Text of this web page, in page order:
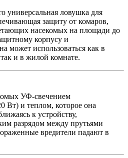
универсальная ловушка для
защиту от комаров,
насекомых на площади до
корпусу и
может использоваться как в
и в жилой комнате.
УФ-свечением
Вт) и теплом, которое она
к устройству,
разрядом между прутьями
вредители падают в